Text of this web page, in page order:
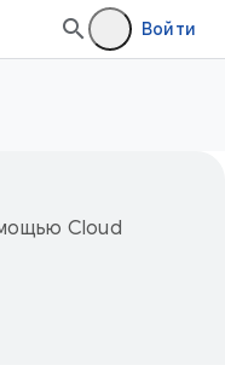
Войти
Cloud